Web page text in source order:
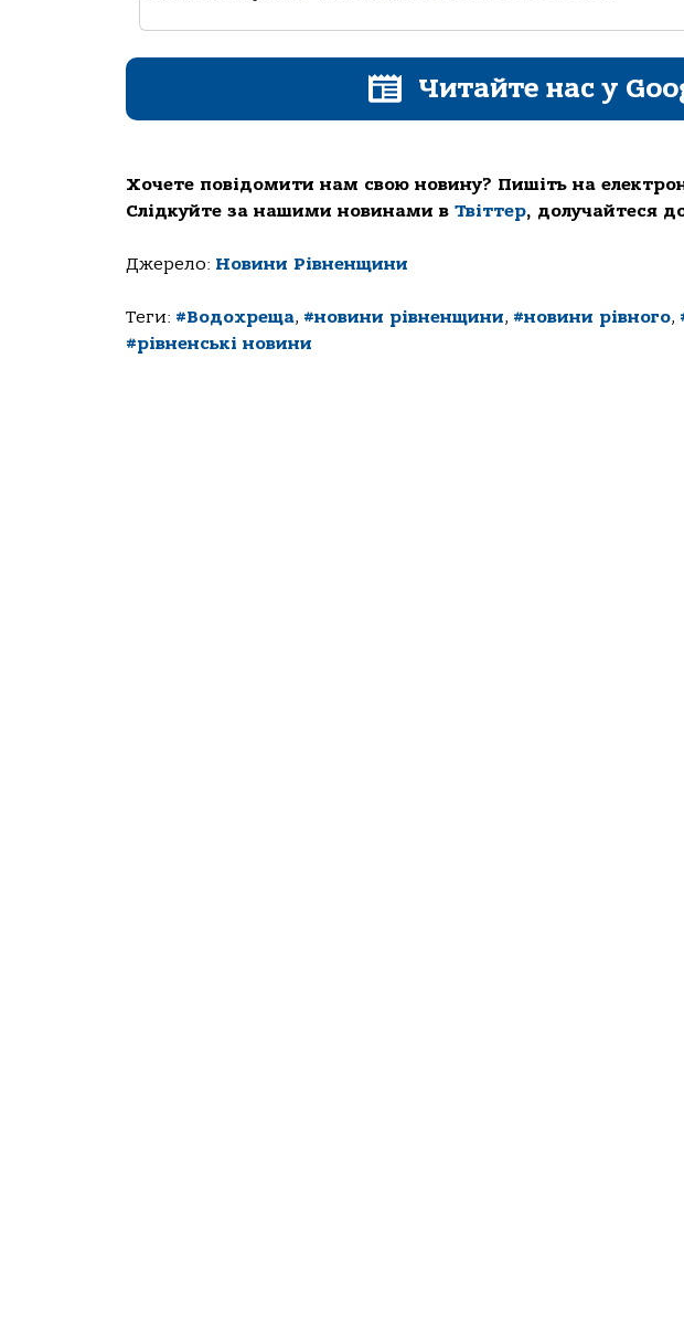
Читайте нас у
Хочете повідомити нам свою новину? Пишіть на
Слідкуйте за нашими новинами в Твіттер, долучайтеся
Джерело: Новини Рівненщини
Теги: #Водохреща, #новини рівненщини, #новини рівного,
#рівненські новини